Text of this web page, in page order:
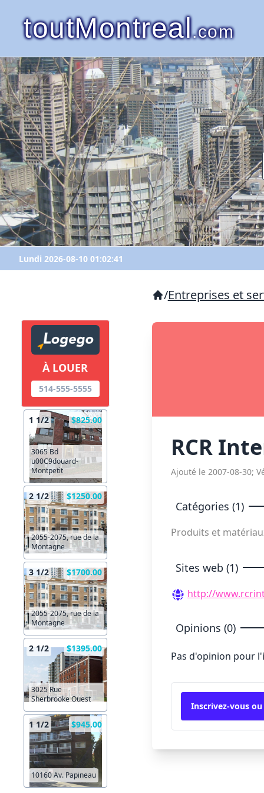
toutMontreal.com
Lundi 2026-08-10 01:02:41
À LOUER
514-555-5555
1 1/2 $825.00
3065 Bd
u00C9douard-
Montpetit
2 1/2 $1250.00
2055-2075, rue de la
Montagne
3 1/2 $1700.00
2055-2075, rue de la
Montagne
2 1/2 $1395.00
3025 Rue
Sherbrooke Ouest
1 1/2 $945.00
10160 Av. Papineau
/Entreprises et
RCR
Ajouté le 2007-08-30;
Catégories (1)
Produits et
Sites web (1)
http://
Opinions (0)
Pas d'opinion pour
Inscrivez-vous